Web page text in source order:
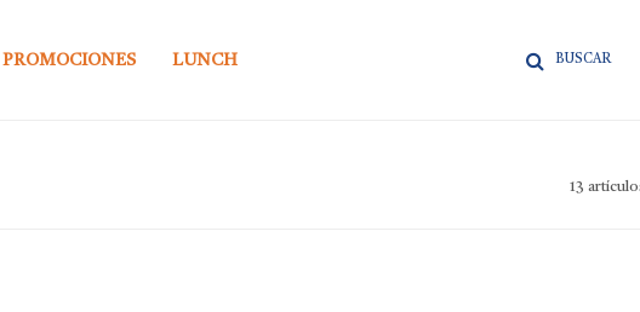
PROMOCIONES LUNCH
13